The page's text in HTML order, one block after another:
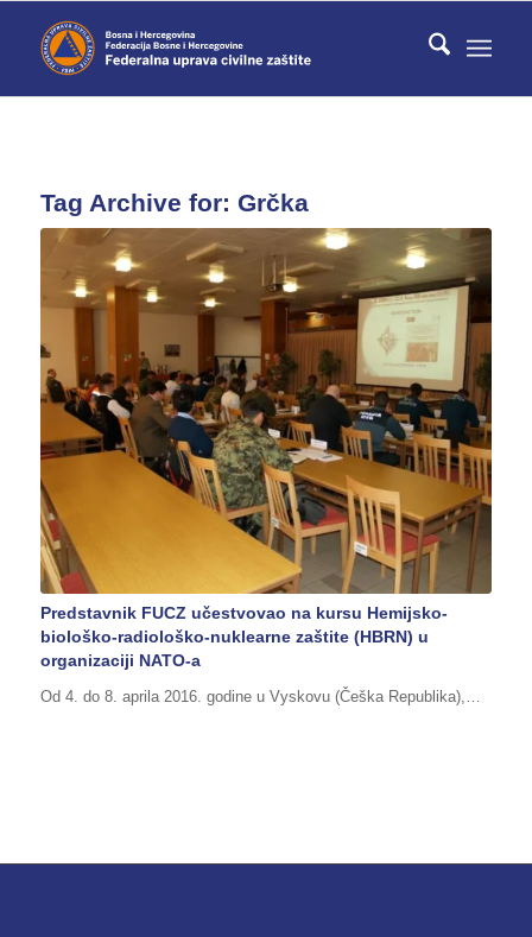
Tag Archive for: Grčka
Predstavnik FUCZ učestvovao na kursu Hemijsko-
biološko-radiološko-nuklearne zaštite (HBRN) u
organizaciji NATO-a
Od 4. do 8. aprila 2016. godine u Vyskovu (Češka Republika),…